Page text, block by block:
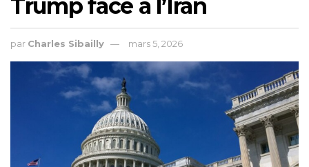
Trump face à l’Iran
par Charles Sibailly mars 5, 2026